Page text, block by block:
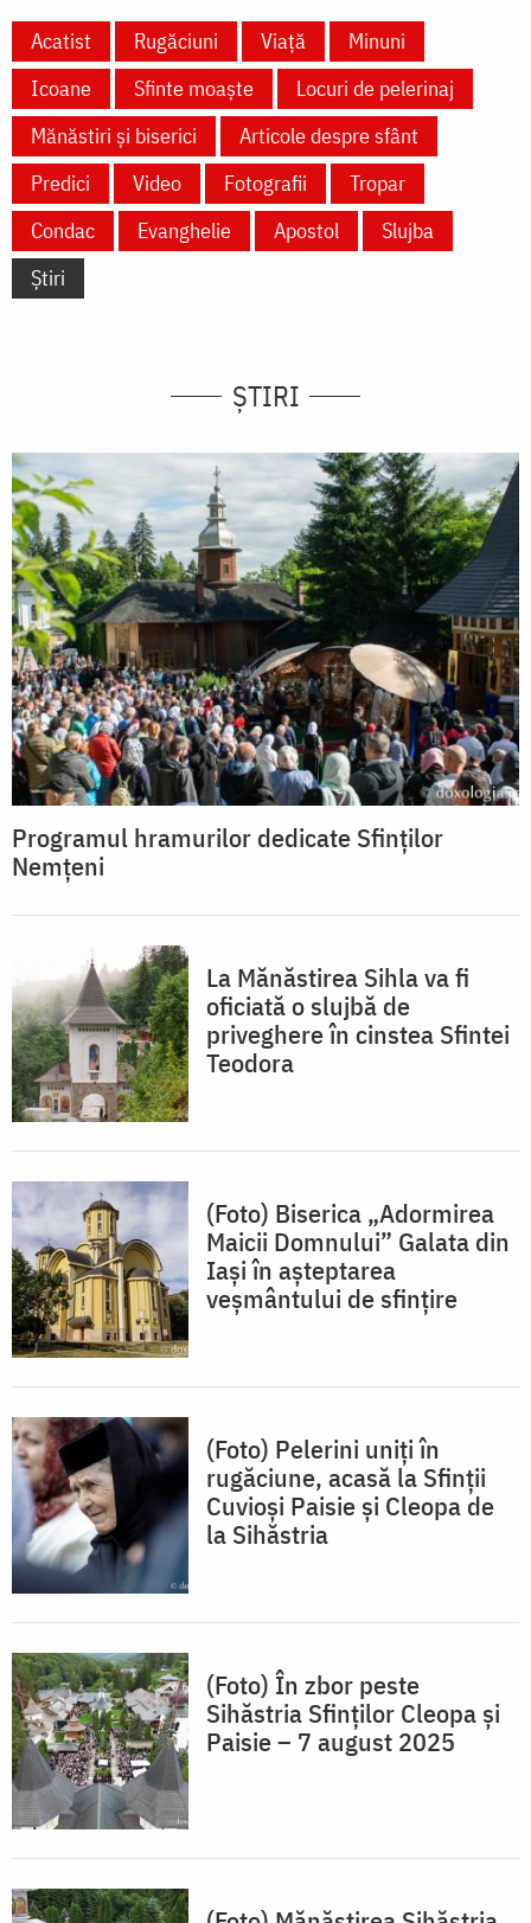
Acatist Rugăciuni Viață
Minuni
Icoane
Sfinte moaște
Locuri de pelerinaj
Mănăstiri și biserici
Articole despre sfânt
Predici
Video Fotografii
Tropar
Condac
Evanghelie Apostol
Slujba
Știri
ȘTIRI
Programul hramurilor dedicate Sfinților
Nemțeni
La Mănăstirea Sihla va fi
oficiată o slujbă de
priveghere în cinstea Sfintei
Teodora
(Foto) Biserica „Adormirea
Maicii Domnului” Galata din
Iași în așteptarea
veșmântului de sfințire
(Foto) Pelerini uniți în
rugăciune, acasă la Sfinții
Cuvioși Paisie și Cleopa de
la Sihăstria
(Foto) În zbor peste
Sihăstria Sfinților Cleopa și
Paisie – 7 august 2025